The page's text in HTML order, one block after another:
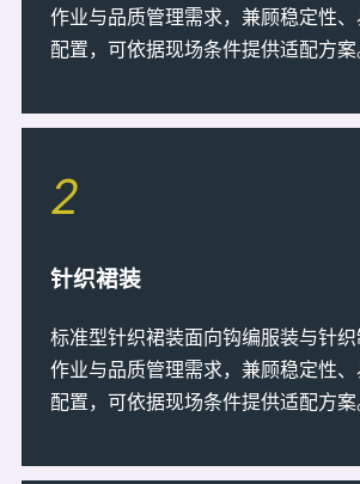
作业与品质管理需求，兼顾稳定性
配置，可依据现场条件提供适配方案
2
针织裙装
标准型针织裙装面向钩编服装与针
作业与品质管理需求，兼顾稳定性
配置，可依据现场条件提供适配方案